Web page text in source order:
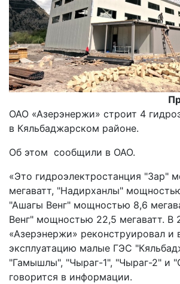
ОАО «Азерэнержи» строит 4
в Кяльбаджарском районе.
Об этом сообщили в ОАО.
«Это гидроэлектростанция "Зар"
мегаватт, "Надирханлы"
"Ашагы Венг" мощностью 8,6
Венг" мощностью 22,5 мегаватт. В
«Азерэнержи» реконструировал и
эксплуатацию малые ГЭС
"Гамышлы", "Чыраг-1", "Чыраг-2" и
говорится в информации.